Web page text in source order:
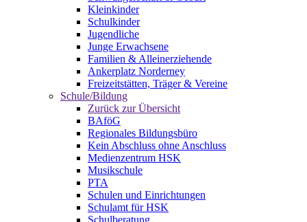
Kleinkinder
Schulkinder
Jugendliche
Junge Erwachsene
Familien & Alleinerziehende
Ankerplatz Norderney
Freizeitstätten, Träger & Vereine
Schule/Bildung
Zurück zur Übersicht
BAföG
Regionales Bildungsbüro
Kein Abschluss ohne Anschluss
Medienzentrum HSK
Musikschule
PTA
Schulen und Einrichtungen
Schulamt für HSK
Schulberatung